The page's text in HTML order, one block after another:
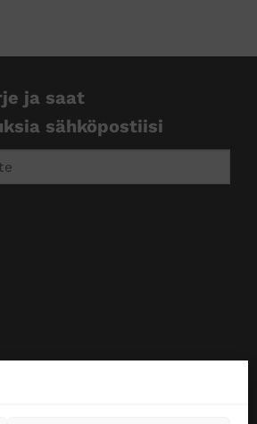
ja saat
sähköpostiisi